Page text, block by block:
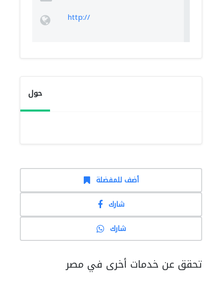
http://
حول
أضف للمفضلة
شارك
شارك
تحقق عن خدمات أخرى في مصر